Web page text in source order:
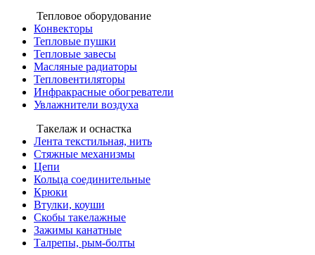
Тепловое оборудование
Конвекторы
Тепловые пушки
Тепловые завесы
Масляные радиаторы
Тепловентиляторы
Инфракрасные обогреватели
Увлажнители воздуха
Такелаж и оснастка
Лента текстильная, нить
Стяжные механизмы
Цепи
Кольца соединительные
Крюки
Втулки, коуши
Скобы такелажные
Зажимы канатные
Талрепы, рым-болты